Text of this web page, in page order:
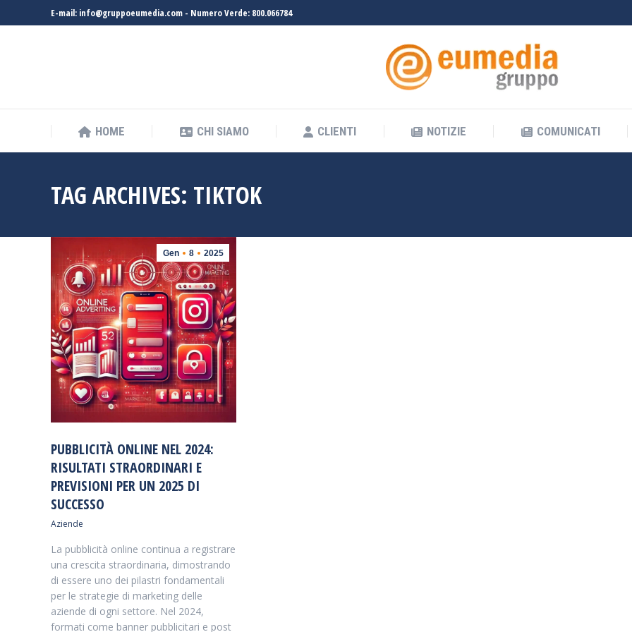
E-mail: info@gruppoeumedia.com - Numero Verde: 800.066784
HOME CHI SIAMO CLIENTI NOTIZIE COMUNICATI
TAG ARCHIVES: TIKTOK
Gen 8 2025
PUBBLICITÀ ONLINE NEL 2024:
RISULTATI STRAORDINARI E
PREVISIONI PER UN 2025 DI
SUCCESSO
Aziende
La pubblicità online continua a registrare
una crescita straordinaria, dimostrando
di essere uno dei pilastri fondamentali
per le strategie di marketing delle
aziende di ogni settore. Nel 2024,
formati come banner pubblicitari e post
HOME CHI SIAMO CLIENTI NOTIZIE COMUNICATI